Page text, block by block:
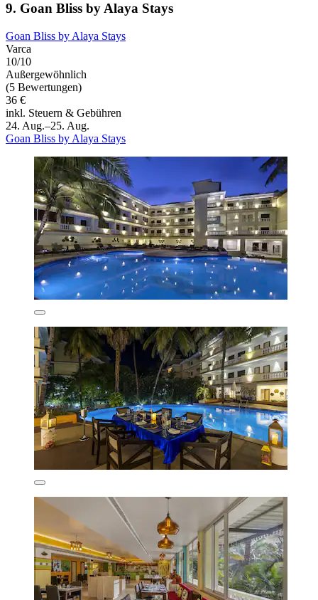
9. Goan Bliss by Alaya Stays
Goan Bliss by Alaya Stays
Varca
10/10
Außergewöhnlich
(5 Bewertungen)
36 €
inkl. Steuern & Gebühren
24. Aug.–25. Aug.
Goan Bliss by Alaya Stays